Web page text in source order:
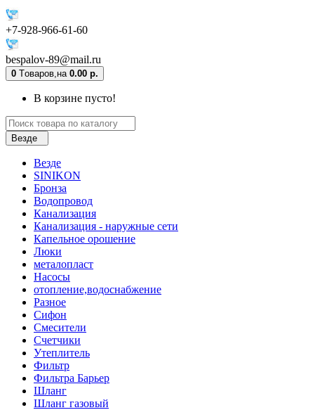
+7-928-966-61-60
bespalov-89@mail.ru
0 Tоваров,на 0.00 р.
В корзине пусто!
Везде
Везде
SINIKON
Бронза
Водопровод
Канализация
Канализация - наружные сети
Капельное орошение
Люки
металопласт
Насосы
отопление,водоснабжение
Разное
Сифон
Смесители
Счетчики
Утеплитель
Фильтр
Фильтра Барьер
Шланг
Шланг газовый